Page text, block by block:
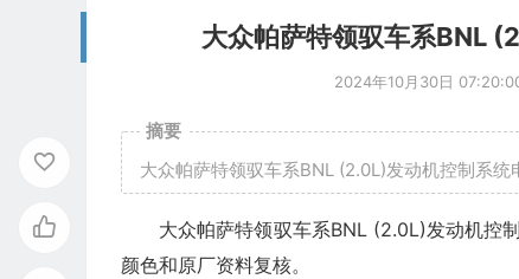
大众帕萨特领驭车系BNL
2024年10月30日
摘要
大众帕萨特领驭车系BNL (2.0L)发动机控制系统
大众帕萨特领驭车系BNL (2.0L)发动机控
颜色和原厂资料复核。